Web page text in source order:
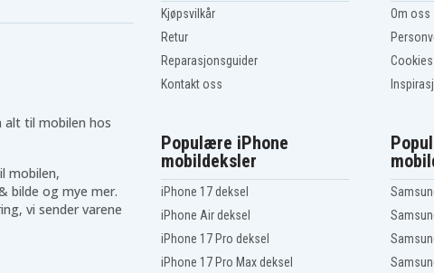
alt til mobilen hos
mobilen,
bilde og mye mer.
vi sender varene
Kjøpsvilkår
Retur
Reparasjonsguider
Kontakt oss
Om oss
Cookies
Populære iPhone
mobildeksler
iPhone 17 deksel
iPhone Air deksel
iPhone 17 Pro deksel
iPhone 17 Pro Max deksel